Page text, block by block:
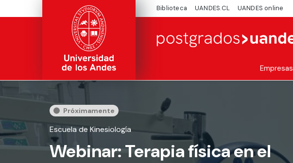
Biblioteca UANDES.CL UANDES online
Empresas
Próximamente
Escuela de Kinesiología
Webinar: Terapia física en el